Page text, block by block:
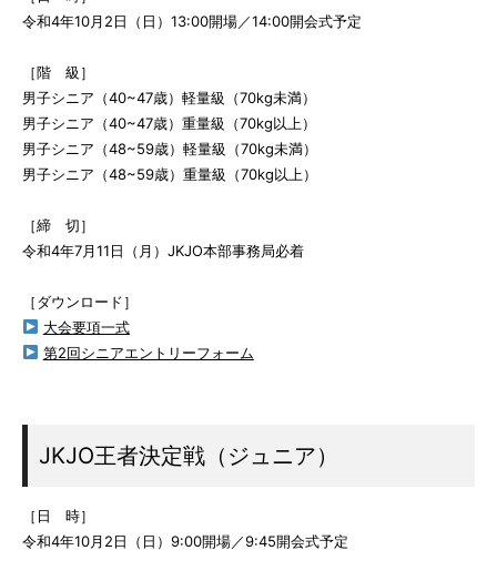
令和4年10月2日（日）13:00開場／14:00開会式予定
［階 級］
男子シニア（40~47歳）軽量級（70kg未満）
男子シニア（40~47歳）重量級（70kg以上）
男子シニア（48~59歳）軽量級（70kg未満）
男子シニア（48~59歳）重量級（70kg以上）
［締 切］
令和4年7月11日（月）JKJO本部事務局必着
［ダウンロード］
大会要項一式
第2回シニアエントリーフォーム
JKJO王者決定戦（ジュニア）
［日 時］
令和4年10月2日（日）9:00開場／9:45開会式予定